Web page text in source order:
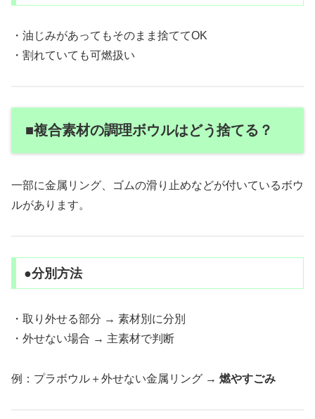
・油じみがあってもそのまま捨ててOK
・割れていても可燃扱い
■複合素材の調理ボウルはどう捨てる？
一部に金属リング、ゴムの滑り止めなどが付いているボウ
ルがあります。
●分別方法
・取り外せる部分 → 素材別に分別
・外せない場合 → 主素材で判断
例：プラボウル＋外せない金属リング → 燃やすごみ